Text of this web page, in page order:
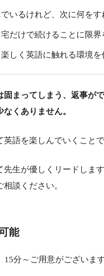
いるけれど、次に何を
だけで続けることに限界
しく英語に触れる環境を
固まってしまう、返事が
くありません。
語を楽しんでいくことで
先生が優しくリードしま
談ください。
能
分～ご用意がございます